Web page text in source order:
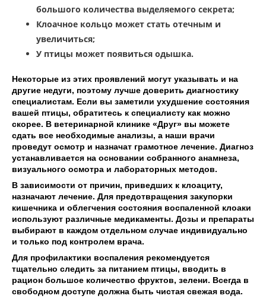
большого количества выделяемого секрета;
Клоачное кольцо может стать отечным и
увеличиться;
У птицы может появиться одышка.
Некоторые из этих проявлений могут указывать и на
другие недуги, поэтому лучше доверить диагностику
специалистам. Если вы заметили ухудшение состояния
вашей птицы, обратитесь к специалисту как можно
скорее. В ветеринарной клинике «Друг» вы можете
сдать все необходимые анализы, а наши врачи
проведут осмотр и назначат грамотное лечение. Диагноз
устанавливается на основании собранного анамнеза,
визуального осмотра и лабораторных методов.
В зависимости от причин, приведших к клоациту,
назначают лечение. Для предотвращения закупорки
кишечника и облегчения состояния воспаленной клоаки
используют различные медикаменты. Дозы и препараты
выбирают в каждом отдельном случае индивидуально
и только под контролем врача.
Для профилактики воспаления рекомендуется
тщательно следить за питанием птицы, вводить в
рацион большое количество фруктов, зелени. Всегда в
свободном доступе должна быть чистая свежая вода.